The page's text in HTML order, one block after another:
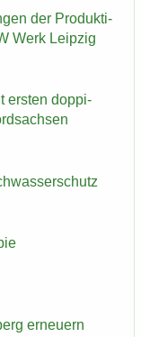
der Pro­duk­ti­
Werk Leip­zig
ers­ten dop­pi­
er­neu­ern